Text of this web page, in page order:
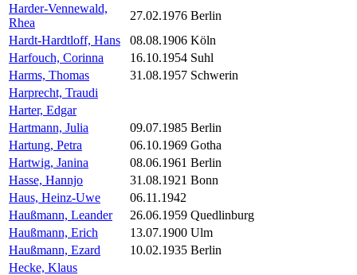
Harder-Vennewald,
Rhea
27.02.1976 Berlin
Hardt-Hardtloff, Hans
08.08.1906 Köln
Harfouch, Corinna
16.10.1954 Suhl
Harms, Thomas
31.08.1957 Schwerin
Harprecht, Traudi
Harter, Edgar
Hartmann, Julia
09.07.1985 Berlin
Hartung, Petra
06.10.1969 Gotha
Hartwig, Janina
08.06.1961 Berlin
Hasse, Hannjo
31.08.1921 Bonn
Haus, Heinz-Uwe
06.11.1942
Haußmann, Leander
26.06.1959 Quedlinburg
Haußmann, Erich
13.07.1900 Ulm
Haußmann, Ezard
10.02.1935 Berlin
Hecke, Klaus